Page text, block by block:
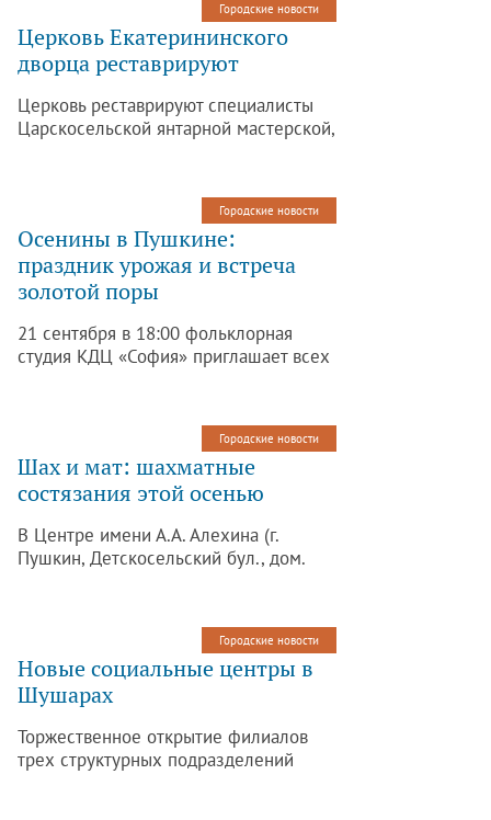
Городские новости
Церковь Екатерининского
дворца реставрируют
Церковь реставрируют специалисты
Царскосельской янтарной мастерской,
Городские новости
Осенины в Пушкине:
праздник урожая и встреча
золотой поры
21 сентября в 18:00 фольклорная
студия КДЦ «София» приглашает всех
Городские новости
Шах и мат: шахматные
состязания этой осенью
В Центре имени А.А. Алехина (г.
Пушкин, Детскосельский бул., дом.
Городские новости
Новые социальные центры в
Шушарах
Торжественное открытие филиалов
трех структурных подразделений